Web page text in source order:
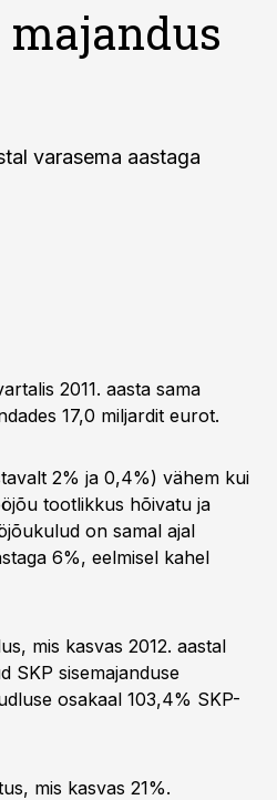
varasema aastaga
2011. aasta sama
17,0 miljardit eurot.
2% ja 0,4%) vähem kui
tootlikkus hõivatu ja
on samal ajal
6%, eelmisel kahel
mis kasvas 2012. aastal
SKP sisemajanduse
osakaal 103,4% SKP-
mis kasvas 21%.